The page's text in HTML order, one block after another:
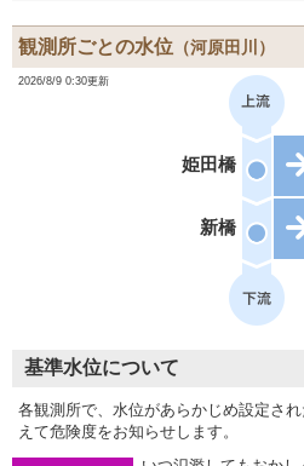
観測所ごとの水位 （河原田川）
2026/8/9 0:30更新
姫田橋
新橋
基準水位について
各観測所で、水位があらかじめ設定さ
えて危険度をお知らせします。